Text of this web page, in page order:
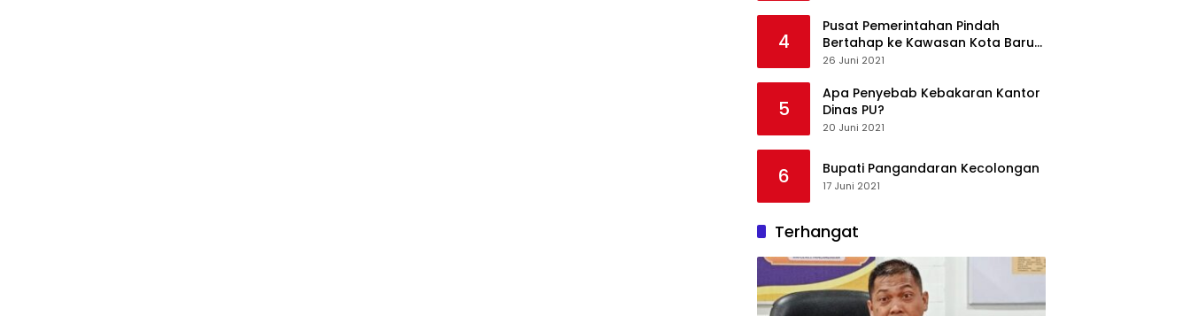
4
Pusat Pemerintahan Pindah
Bertahap ke Kawasan Kota Baru
Pangandaran
26 Juni 2021
5
Apa Penyebab Kebakaran Kantor
Dinas PU?
20 Juni 2021
6 Bupati Pangandaran Kecolongan
17 Juni 2021
Terhangat